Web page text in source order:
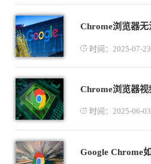
时间：2025-07-23
时间：2025-06-03